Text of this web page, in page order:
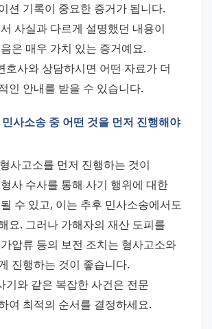
션 기록이 중요한 증거가 됩니다.
사실과 다르게 설명했던 내용이
은 매우 가치 있는 증거예요.
호사와 상담하시면 어떤 자료가 더
인 안내를 받을 수 있습니다.
사소송 중 어떤 것을 먼저 진행해야
사고소를 먼저 진행하는 것이
사 수사를 통해 사기 행위에 대한
수 있고, 이는 추후 민사소송에서도
요. 그러나 가해자의 재산 도피를
압류 등의 보전 조치는 형사고소와
진행하는 것이 좋습니다.
기와 같은 복잡한 사건은 전문
여 최적의 순서를 결정하세요.